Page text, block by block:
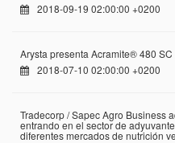
2018-09-19 02:00:00 +0200
Arysta presenta Acramite® 480
2018-07-10 02:00:00 +0200
Tradecorp / Sapec Agro Business
entrando en el sector de
diferentes mercados de nutrición